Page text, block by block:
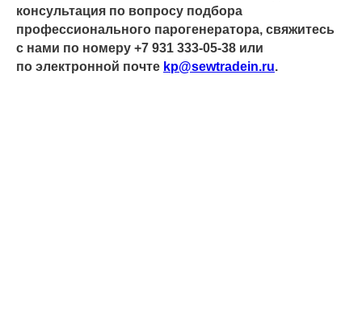
консультация по вопросу подбора
профессионального парогенератора, свяжитесь
с нами по номеру +7 931 333-05-38 или
по электронной почте kp@sewtradein.ru.